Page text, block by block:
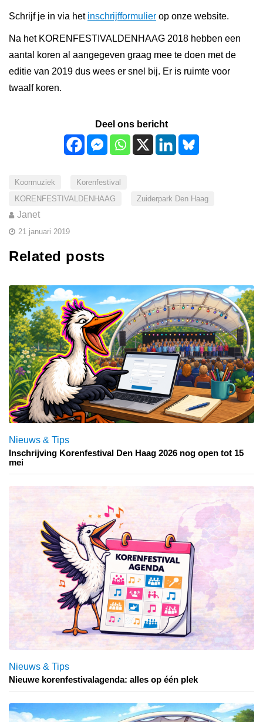
Schrijf je in via het inschrijfformulier op onze website.
Na het KORENFESTIVALDENHAAG 2018 hebben een
aantal koren al aangegeven graag mee te doen met de
editie van 2019 dus wees er snel bij. Er is ruimte voor
twaalf koren.
Deel ons bericht
Koormuziek
Korenfestival
KORENFESTIVALDENHAAG
Zuiderpark Den Haag
Janet
21 januari 2019
Related posts
Nieuws & Tips
Inschrijving Korenfestival Den Haag 2026 nog open tot 15
mei
Nieuws & Tips
Nieuwe korenfestivalagenda: alles op één plek